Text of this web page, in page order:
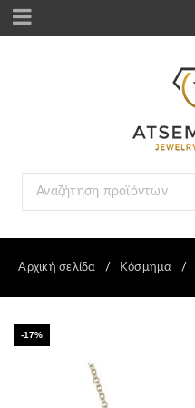
Αρχική σελίδα / Κόσμημα /
-17%